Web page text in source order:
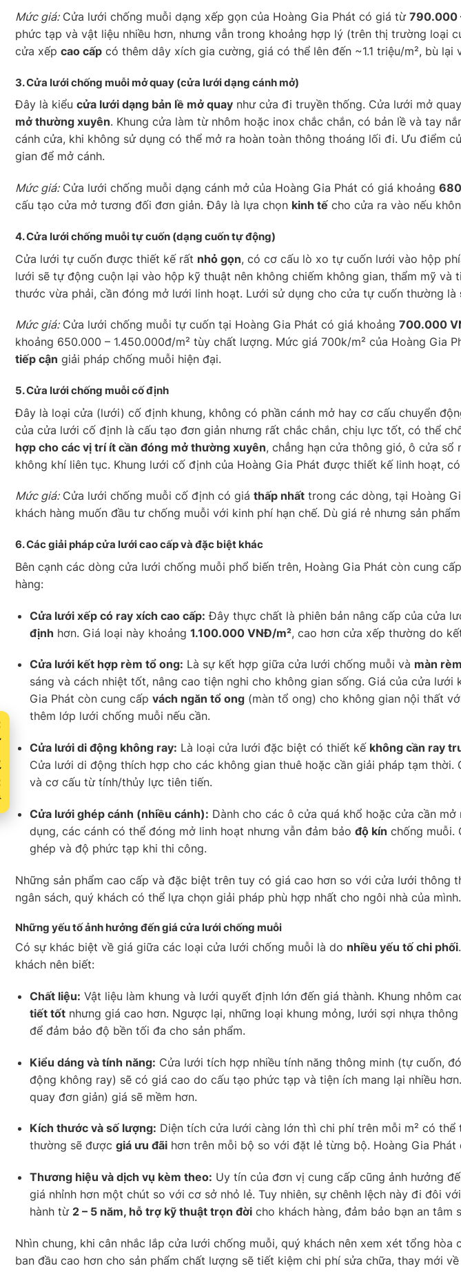
Mức giá:Cửa lưới chống muỗi dạng xếp gọn của Hoàng Gia Phát có giá từ 790.000
phức tạp và vật liệu nhiều hơn, nhưng vẫn trong khoảng hợp lý (trên thị trường loại
cửa xếp cao cấp có thêm dây xích gia cường, giá có thể lên đến ~1.1 triệu/m², bù
3. Cửa lưới chống muỗi mở quay (cửa lưới dạng cánh mở)
Đây là kiểu cửa lưới dạng bản lề mở quay như cửa đi truyền thống. Cửa lưới mở
mở thường xuyên. Khung cửa làm từ nhôm hoặc inox chắc chắn, có bản lề và tay
cánh cửa, khi không sử dụng có thể mở ra hoàn toàn thông thoáng lối đi. Ưu điểm
gian để mở cánh.
Mức giá:Cửa lưới chống muỗi dạng cánh mở của Hoàng Gia Phát có giá khoảng
cấu tạo cửa mở tương đối đơn giản. Đây là lựa chọn kinh tế cho cửa ra vào nếu
4. Cửa lưới chống muỗitự cuốn (dạng cuốn tự động)
Cửa lưới tự cuốn được thiết kế rất nhỏ gọn, có cơ cấu lò xo tự cuốn lưới vào hộp
lưới sẽ tự động cuộn lại vào hộp kỹ thuật nên không chiếm không gian, thẩm mỹ
thước vừa phải, cần đóng mở lưới linh hoạt. Lưới sử dụng cho cửa tự cuốn thường là
Mức giá:Cửa lưới chống muỗi tự cuốn tại Hoàng Gia Phát có giá khoảng 700.000
khoảng 650.000 – 1.450.000đ/m² tùy chất lượng. Mức giá 700k/m² của Hoàng Gia
tiếp cận giải pháp chống muỗi hiện đại.
5. Cửa lưới chống muỗicố định
Đây là loại cửa (lưới) cố định khung, không có phần cánh mở hay cơ cấu chuyển
của cửa lưới cố định là cấu tạo đơn giản nhưng rất chắc chắn, chịu lực tốt, có thể
hợp cho các vị trí ít cần đóng mở thường xuyên, chẳng hạn cửa thông gió, ô cửa
không khí liên tục. Khung lưới cố định của Hoàng Gia Phát được thiết kế linh hoạt,
Mức giá:Cửa lưới chống muỗi cố định có giá thấp nhất trong các dòng, tại Hoàng
khách hàng muốn đầu tư chống muỗi với kinh phí hạn chế. Dù giá rẻ nhưng sản
6.Các giải pháp cửa lưới cao cấp và đặc biệt khác
Bên cạnh các dòng cửa lưới chống muỗi phổ biến trên, Hoàng Gia Phát còn cung
hàng:
Cửa lưới xếp có ray xích cao cấp: Đây thực chất là phiên bản nâng cấp của cửa
định hơn. Giá loại này khoảng 1.100.000 VNĐ/m², cao hơn cửa xếp thường do
Cửa lưới kết hợp rèm tổ ong: Là sự kết hợp giữa cửa lưới chống muỗi và màn
sáng và cách nhiệt tốt, nâng cao tiện nghi cho không gian sống. Giá của cửa lưới
Gia Phát còn cung cấp vách ngăn tổ ong(màn tổ ong) cho không gian nội thất
thêm lớp lưới chống muỗi nếu cần.
Cửa lưới di động không ray: Là loại cửa lưới đặc biệt có thiết kế không cần ray
Cửa lưới di động thích hợp cho các không gian thuê hoặc cần giải pháp tạm thời.
và cơ cấu từ tính/thủy lực tiên tiến.
Cửa lưới ghép cánh (nhiều cánh): Dành cho các ô cửa quá khổ hoặc cửa cần
dụng, các cánh có thể đóng mở linh hoạt nhưng vẫn đảm bảo độ kín chống muỗi.
ghép và độ phức tạp khi thi công.
Những sản phẩm cao cấp và đặc biệt trên tuy có giá cao hơn so với cửa lưới thông
ngân sách, quý khách có thể lựa chọn giải pháp phù hợp nhất cho ngôi nhà của mình.
Những yếu tố ảnh hưởng đến giá cửa lưới chống muỗi
Có sự khác biệt về giá giữa các loại cửa lưới chống muỗi là do nhiều yếu tố chi phối
khách nên biết:
Chất liệu: Vật liệu làm khung và lưới quyết định lớn đến giá thành. Khung nhôm
tiết tốtnhưng giá cao hơn. Ngược lại, những loại khung mỏng, lưới sợi nhựa
để đảm bảo độ bền tối đa cho sản phẩm.
Kiểu dáng và tính năng: Cửa lưới tích hợp nhiều tính năng thông minh (tự cuốn,
động không ray) sẽ có giá cao do cấu tạo phức tạp và tiện ích mang lại nhiều
quay đơn giản) giá sẽ mềm hơn.
Kích thước và số lượng: Diện tích cửa lưới càng lớn thì chi phí trên mỗi m² có
thường sẽ được giá ưu đãihơn trên mỗi bộ so với đặt lẻ từng bộ. Hoàng Gia
Thương hiệu và dịch vụ kèm theo: Uy tín của đơn vị cung cấp cũng ảnh hưởng
giá nhỉnh hơn một chút so với cơ sở nhỏ lẻ. Tuy nhiên, sự chênh lệch này đi đôi với
hành từ 2 – 5 năm, hỗ trợ kỹ thuật trọn đờicho khách hàng, đảm bảo bạn an tâm
Nhìn chung, khi cân nhắc lắp cửa lưới chống muỗi, quý khách nên xem xét tổng hòa
ban đầu cao hơn cho sản phẩm chất lượng sẽ tiết kiệm chi phí sửa chữa, thay mới về